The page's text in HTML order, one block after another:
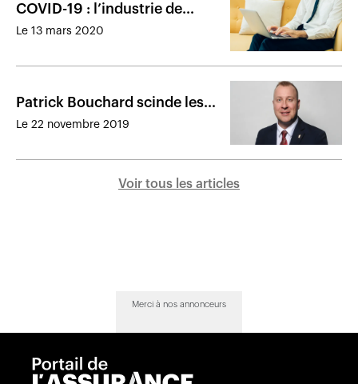
COVID-19 : l’industrie de
l’assurance se met en mode
Le 13 mars 2020
Patrick Bouchard scinde les
activités de son cabinet
Le 22 novembre 2019
Voir tous les articles
Merci à nos annonceurs